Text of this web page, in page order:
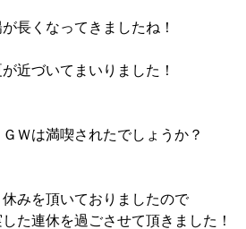
長くなってきましたね！
近づいてまいりました！
Ｗは満喫されたでしょうか？
みを頂いておりましたので
た連休を過ごさせて頂きました！